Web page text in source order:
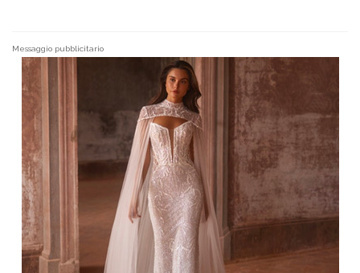
Messaggio pubblicitario